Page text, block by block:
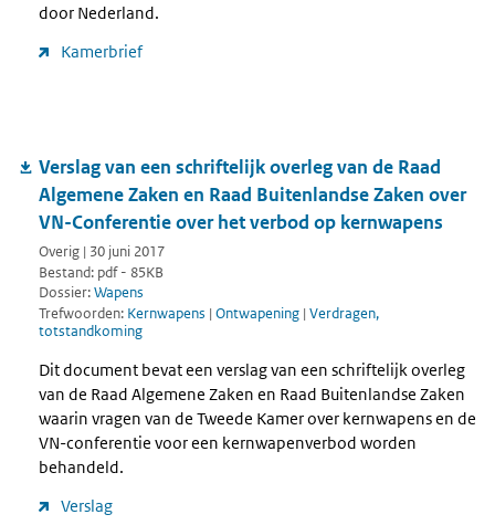
door Nederland.
Kamerbrief
Verslag van een schriftelijk overleg van de Raad
Algemene Zaken en Raad Buitenlandse Zaken over
VN-Conferentie over het verbod op kernwapens
Overig | 30 juni 2017
Bestand: pdf - 85KB
Dossier:Wapens
Trefwoorden: Kernwapens | Ontwapening | Verdragen,
totstandkoming
Dit document bevat een verslag van een schriftelijk overleg
van de Raad Algemene Zaken en Raad Buitenlandse Zaken
waarin vragen van de Tweede Kamer over kernwapens en de
VN-conferentie voor een kernwapenverbod worden
behandeld.
Verslag